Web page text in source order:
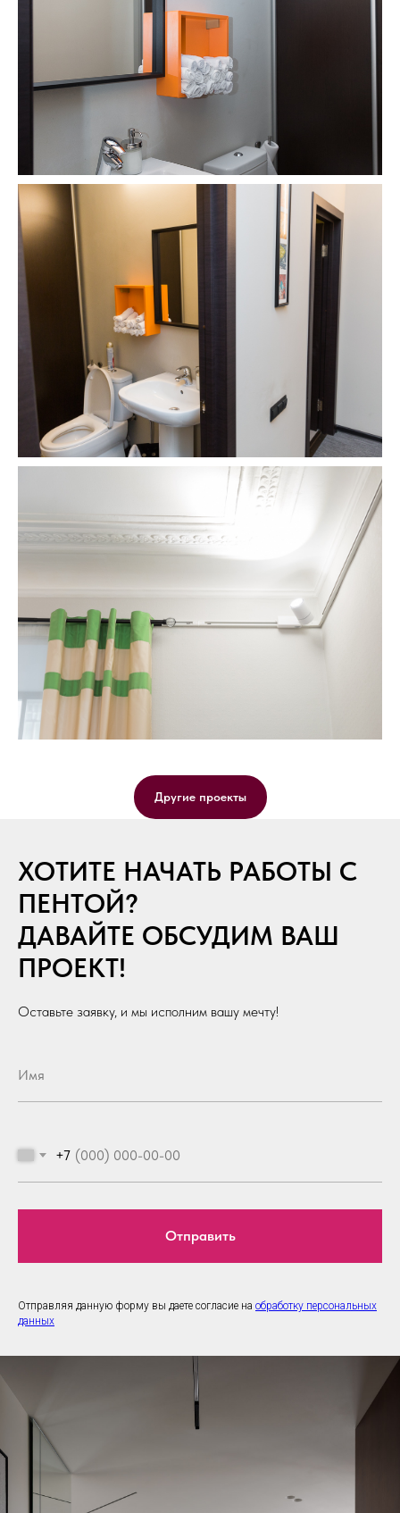
Другие проекты
ХОТИТЕ НАЧАТЬ РАБОТЫ С
ПЕНТОЙ?
ДАВАЙТЕ ОБСУДИМ ВАШ
ПРОЕКТ!
Оставьте заявку, и мы исполним вашу мечту!
+7
Отправить
Отправляя данную форму вы даете согласие на обработку персональных
данных